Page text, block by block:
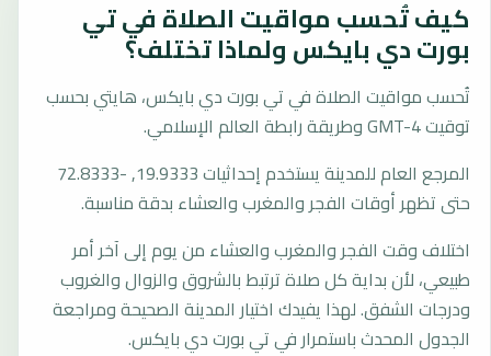
كيف تُحسب مواقيت الصلاة في تي
بورت دي بايكس ولماذا تختلف؟
تُحسب مواقيت الصلاة في تي بورت دي بايكس، هايتي بحسب
توقيت GMT-4 وطريقة رابطة العالم الإسلامي.
المرجع العام للمدينة يستخدم إحداثيات 19.9333, -72.8333
حتى تظهر أوقات الفجر والمغرب والعشاء بدقة مناسبة.
اختلاف وقت الفجر والمغرب والعشاء من يوم إلى آخر أمر
طبيعي، لأن بداية كل صلاة ترتبط بالشروق والزوال والغروب
ودرجات الشفق. لهذا يفيدك اختيار المدينة الصحيحة ومراجعة
الجدول المحدث باستمرار في تي بورت دي بايكس.